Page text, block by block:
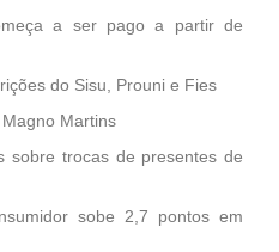
a ser pago a partir de
do Sisu, Prouni e Fies
Martins
sobre trocas de presentes de
sobe 2,7 pontos em